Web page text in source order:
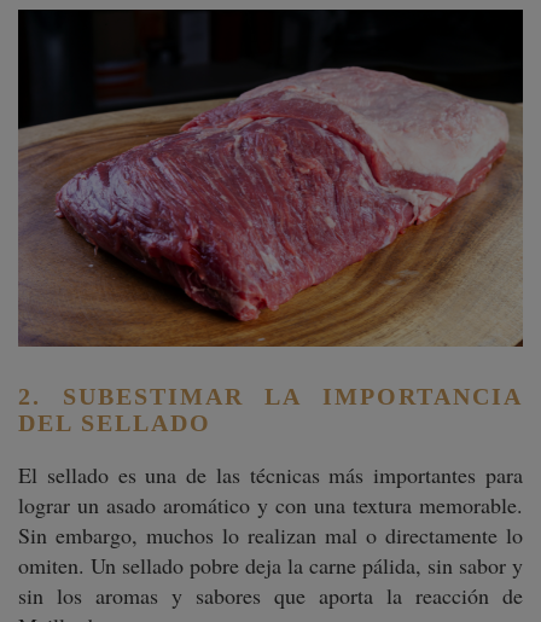
2. SUBESTIMAR LA IMPORTANCIA
DEL SELLADO
El sellado es una de las técnicas más importantes para
lograr un asado aromático y con una textura memorable.
Sin embargo, muchos lo realizan mal o directamente lo
omiten. Un sellado pobre deja la carne pálida, sin sabor y
sin los aromas y sabores que aporta la reacción de